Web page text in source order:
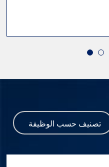
تصنيف حسب الوظيفة